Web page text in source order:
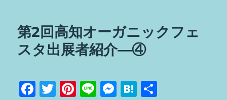
第2回高知オーガニックフェ
スタ出展者紹介―④
F
T
Pi Li M H